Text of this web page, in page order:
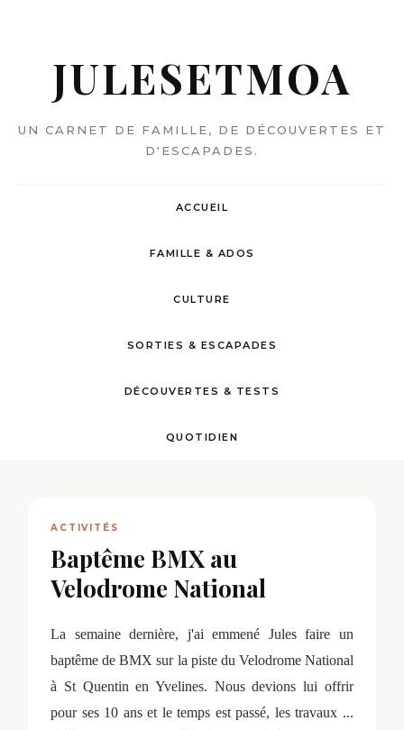
JULESETMOA
UN CARNET DE FAMILLE, DE DÉCOUVERTES ET
D'ESCAPADES.
ACCUEIL
FAMILLE & ADOS
CULTURE
SORTIES & ESCAPADES
DÉCOUVERTES & TESTS
QUOTIDIEN
ACTIVITÉS
Baptême BMX au
Velodrome National
La semaine dernière, j'ai emmené Jules faire un
baptême de BMX sur la piste du Velodrome National
à St Quentin en Yvelines. Nous devions lui offrir
pour ses 10 ans et le temps est passé, les travaux ...